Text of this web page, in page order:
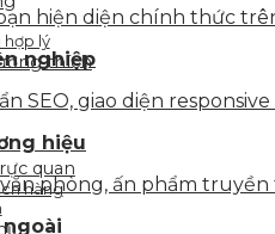
hiện diện chính thức
nghiệp
SEO, giao diện
hiệu
phòng, ấn phẩm
hợp lý
thích
quan
hàng